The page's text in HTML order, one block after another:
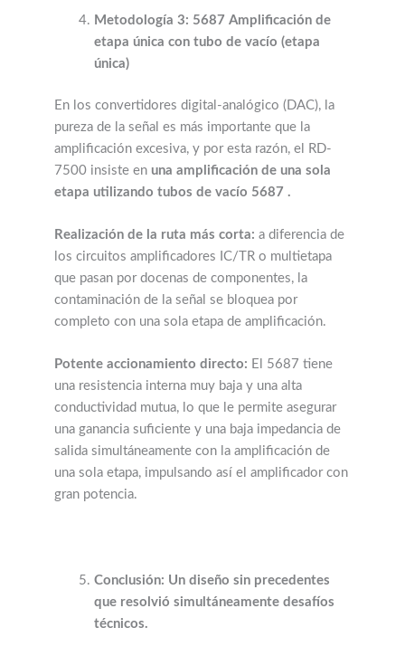
Metodología 3: 5687 Amplificación de
etapa única con tubo de vacío (etapa
única)
En los convertidores digital-analógico (DAC), la
pureza de la señal es más importante que la
amplificación excesiva, y por esta razón, el RD-
7500 insiste en una amplificación de una sola
etapa utilizando tubos de vacío 5687 .
Realización de la ruta más corta: a diferencia de
los circuitos amplificadores IC/TR o multietapa
que pasan por docenas de componentes, la
contaminación de la señal se bloquea por
completo con una sola etapa de amplificación.
Potente accionamiento directo: El 5687 tiene
una resistencia interna muy baja y una alta
conductividad mutua, lo que le permite asegurar
una ganancia suficiente y una baja impedancia de
salida simultáneamente con la amplificación de
una sola etapa, impulsando así el amplificador con
gran potencia.
Conclusión: Un diseño sin precedentes
que resolvió simultáneamente desafíos
técnicos.